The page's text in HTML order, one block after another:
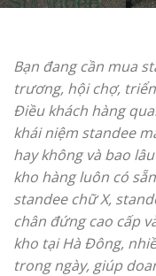
Bạn đang cần mua
trương, hội chợ,
Điều khách hàng
khái niệm standee
hay không và bao
kho hàng luôn có
standee chữ X,
chân đứng cao cấp
kho tại Hà Đông,
trong ngày, giúp